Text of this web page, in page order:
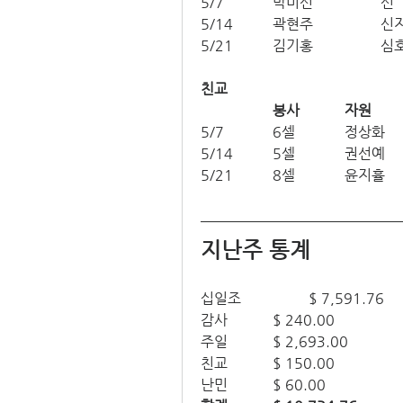
5/14		곽
5/21		김
친교
		봉사
자원
5/7		6셀		정상화
5/14		5셀		권선예
5/21		8셀		윤지휼
지난주 통계
십일조		$ 7,591.76
감사		$ 240.00
주일		$ 2,693.00
친교		$ 150.00
난민		$ 60.00